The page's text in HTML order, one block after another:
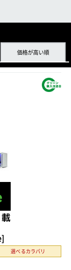
価格が高い順
選べるカラバリ